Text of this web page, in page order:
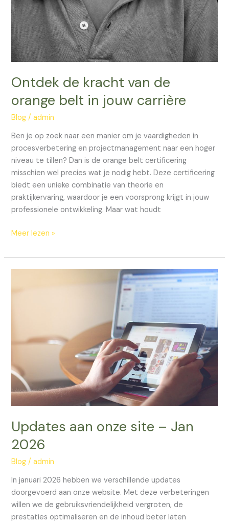
Ontdek de kracht van de
orange belt in jouw carrière
Blog /admin
Ben je op zoek naar een manier om je vaardigheden in
procesverbetering en projectmanagement naar een hoger
niveau te tillen? Dan is de orange belt certificering
misschien wel precies wat je nodig hebt. Deze certificering
biedt een unieke combinatie van theorie en
praktijkervaring, waardoor je een voorsprong krijgt in jouw
professionele ontwikkeling. Maar wat houdt
Meer lezen »
Updates aan onze site – Jan
2026
Blog /admin
In januari 2026 hebben we verschillende updates
doorgevoerd aan onze website. Met deze verbeteringen
willen we de gebruiksvriendelijkheid vergroten, de
prestaties optimaliseren en de inhoud beter laten